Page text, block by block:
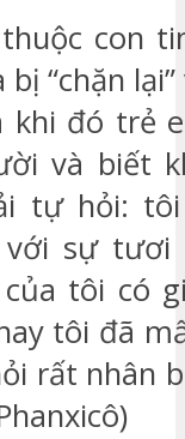
con
“chặn
khi đó trẻ
và biết
tự hỏi:
với sự
tôi có
tôi đã
rất nhân